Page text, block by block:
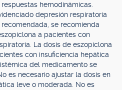
hemodinámicas.
depresión respiratoria
se recomienda
a pacientes con
La dosis de eszopiclona
con insuficiencia hepática
del medicamento se
es necesario ajustar la dosis en
leve o moderada. No es